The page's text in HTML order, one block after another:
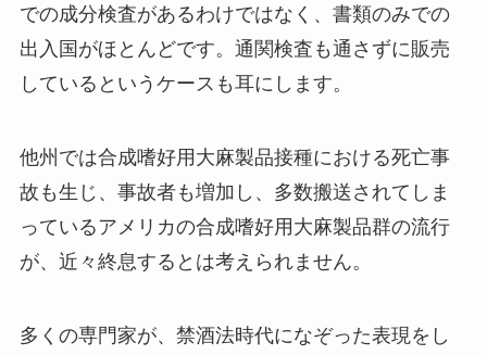
での成分検査があるわけではなく、書類のみでの
出入国がほとんどです。通関検査も通さずに販売
しているというケースも耳にします。
他州では合成嗜好用大麻製品接種における死亡事
故も生じ、事故者も増加し、多数搬送されてしま
っているアメリカの合成嗜好用大麻製品群の流行
が、近々終息するとは考えられません。
多くの専門家が、禁酒法時代になぞった表現をし